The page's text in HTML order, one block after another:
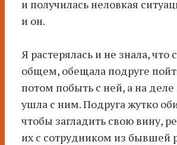
и получилась неловкая
и он.
Я растерялась и не знала, что
общем, обещала подруге
потом побыть с ней, а на деле
ушла с ним. Подруга жутко
чтобы загладить свою вину,
их с сотрудником из бывшей